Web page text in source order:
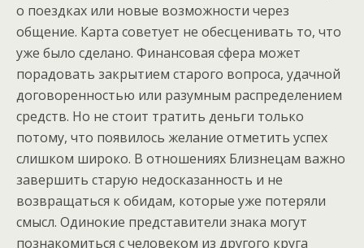
о поездках или новые возможности через
общение. Карта советует не обесценивать то, что
уже было сделано. Финансовая сфера может
порадовать закрытием старого вопроса, удачной
договоренностью или разумным распределением
средств. Но не стоит тратить деньги только
потому, что появилось желание отметить успех
слишком широко. В отношениях Близнецам важно
завершить старую недосказанность и не
возвращаться к обидам, которые уже потеряли
смысл. Одинокие представители знака могут
познакомиться с человеком из другого круга